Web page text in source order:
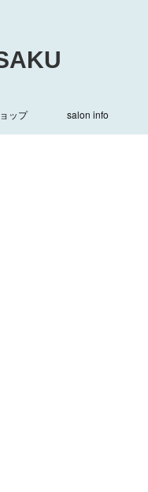
ップ salon info